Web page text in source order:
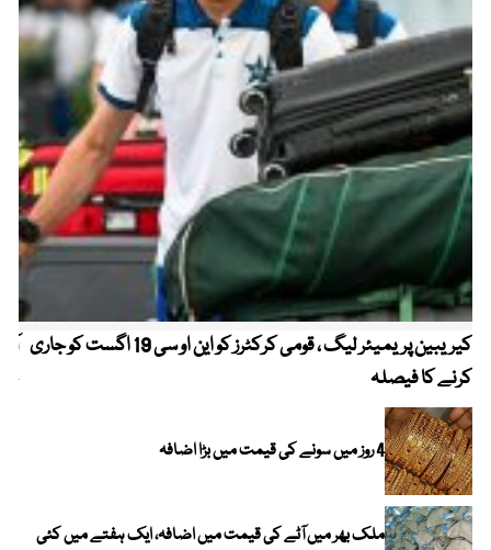
کیریبین پریمیئر لیگ ، قومی کرکٹرز کو این او سی 19 اگست کو جاری
کرنے کا فیصلہ
4 روز میں سونے کی قیمت میں بڑا اضافہ
ملک بھر میں آٹے کی قیمت میں اضافہ، ایک ہفتے میں کئی